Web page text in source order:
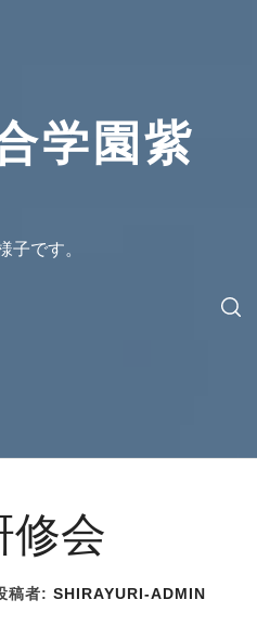
学園紫
子です。
修会
稿者: SHIRAYURI-ADMIN